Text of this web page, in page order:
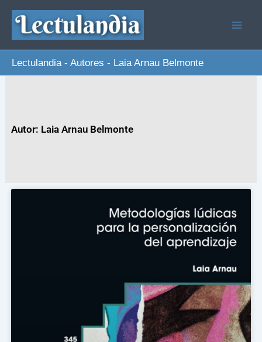
contenido
Lectulandia- Autores - Laia Arnau Belmonte
Autor: Laia Arnau Belmonte